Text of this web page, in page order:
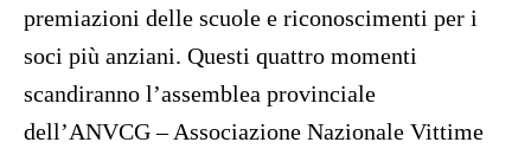
premiazioni delle scuole e riconoscimenti per i
soci più anziani. Questi quattro momenti
scandiranno l’assemblea provinciale
dell’ANVCG – Associazione Nazionale Vittime